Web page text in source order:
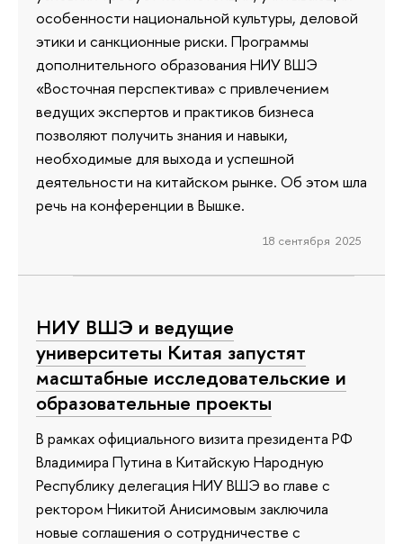
особенности национальной культуры, деловой
этики и санкционные риски. Программы
дополнительного образования НИУ ВШЭ
«Восточная перспектива» с привлечением
ведущих экспертов и практиков бизнеса
позволяют получить знания и навыки,
необходимые для выхода и успешной
деятельности на китайском рынке. Об этом шла
речь на конференции в Вышке.
18 сентября 2025
НИУ ВШЭ и ведущие
университеты Китая запустят
масштабные исследовательские и
образовательные проекты
В рамках официального визита президента РФ
Владимира Путина в Китайскую Народную
Республику делегация НИУ ВШЭ во главе с
ректором Никитой Анисимовым заключила
новые соглашения о сотрудничестве с